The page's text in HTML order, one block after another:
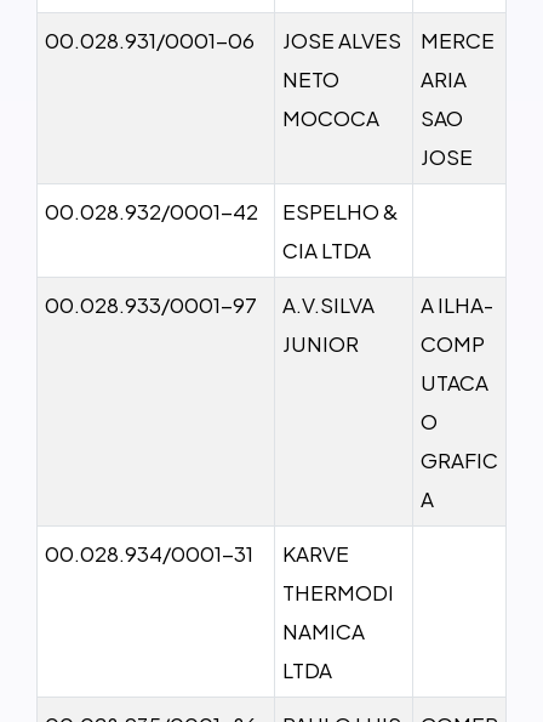
00.028.931/0001-06
JOSE ALVES
NETO
MOCOCA
MERCE
ARIA
SAO
JOSE
00.028.932/0001-42
ESPELHO &
CIA LTDA
00.028.933/0001-97
A.V.SILVA
JUNIOR
A ILHA-
COMP
UTACA
O
GRAFIC
A
00.028.934/0001-31
KARVE
THERMODI
NAMICA
LTDA